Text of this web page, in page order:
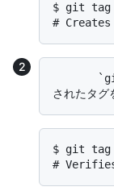
$ git tag -
#
$ git tag -
#